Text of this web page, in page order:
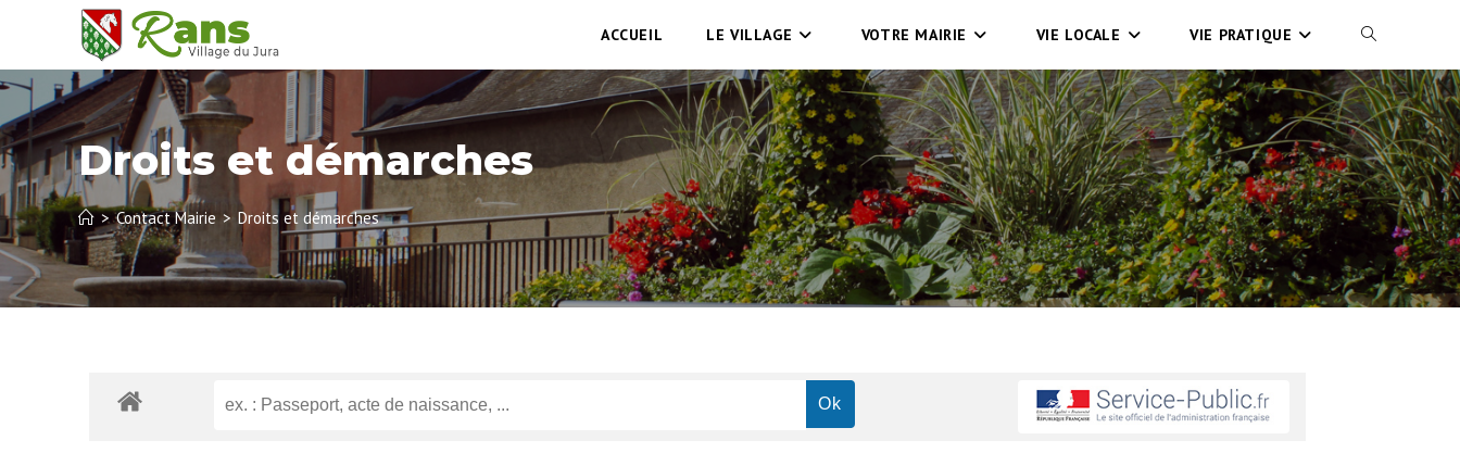
ACCUEIL LE VILLAGE VOTRE MAIRIE VIE LOCALE VIE PRATIQUE
Droits et démarches
> Contact Mairie > Droits et démarches